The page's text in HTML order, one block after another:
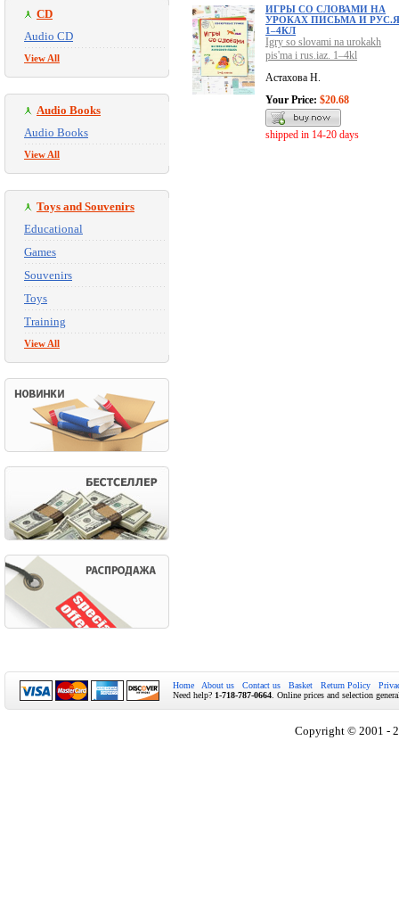
CD
Audio CD
View All
Audio Books
Audio Books
View All
Toys and Souvenirs
Educational
Games
Souvenirs
Toys
Training
View All
ИГРЫ СО СЛОВАМИ НА
УРОКАХ ПИСЬМА И
1–4КЛ
Igry so slovami na urokakh
pis'ma i rus.iaz. 1–4kl
Астахова Н.
Your Price: $20.68
shipped in 14-20 days
Home About us Contact us Basket Return Policy
Need help? 1-718-787-0664 . Online prices and selection
Copyright © 2001 -